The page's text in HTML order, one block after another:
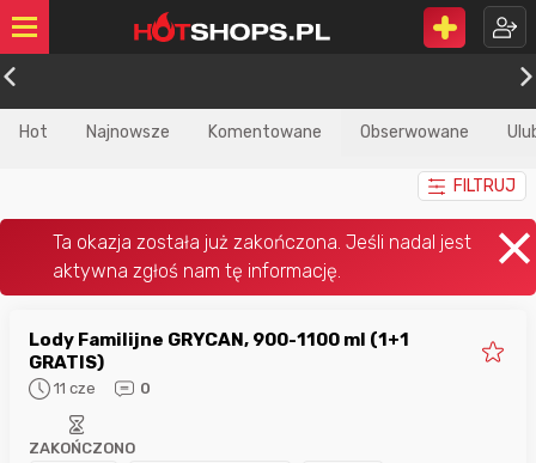
Hot Najnowsze Komentowane Obserwowane
FILTRUJ
Lody Familijne GRYCAN, 900-1100 ml (1+1
GRATIS)
11 cze 0
ZAKOŃCZONO